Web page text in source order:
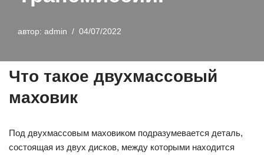
автор: admin 04/07/2022
Что такое двухмассовый
маховик
Под двухмассовым маховиком подразумевается деталь,
состоящая из двух дисков, между которыми находится